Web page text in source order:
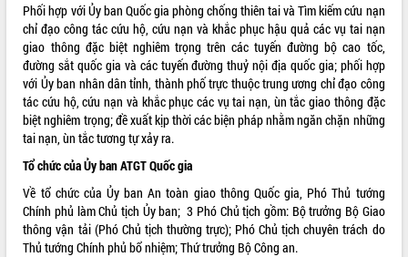
VIDEO
Không có file video nào để phát.
ALBUM ẢNH
Phối hợp với Ủy ban Quốc gia phòng chống thiên tai và Tìm kiếm cứu nạn
chỉ đạo công tác cứu hộ, cứu nạn và khắc phục hậu quả các vụ tai nạn
giao thông đặc biệt nghiêm trọng trên các tuyến đường bộ cao tốc,
đường sắt quốc gia và các tuyến đường thuỷ nội địa quốc gia; phối hợp
với Ủy ban nhân dân tỉnh, thành phố trực thuộc trung ương chỉ đạo công
tác cứu hộ, cứu nạn và khắc phục các vụ tai nạn, ùn tắc giao thông đặc
biệt nghiêm trọng; đề xuất kịp thời các biện pháp nhằm ngăn chặn những
tai nạn, ùn tắc tương tự xảy ra.
Tổ chức của Ủy ban ATGT Quốc gia
Về tổ chức của Ủy ban An toàn giao thông Quốc gia, Phó Thủ tướng
Chính phủ làm Chủ tịch Ủy ban; 3 Phó Chủ tịch gồm: Bộ trưởng Bộ Giao
thông vận tải (Phó Chủ tịch thường trực); Phó Chủ tịch chuyên trách do
Thủ tướng Chính phủ bổ nhiệm; Thứ trưởng Bộ Công an.